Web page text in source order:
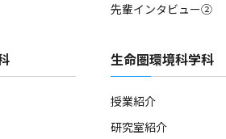
先輩インタビュー②
生命圏環境科学科
授業紹介
研究室紹介